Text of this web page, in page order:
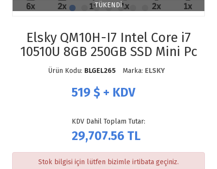
TÜKENDİ
Elsky QM10H-I7 Intel Core i7
10510U 8GB 250GB SSD Mini Pc
Ürün Kodu: BLGEL265 Marka: ELSKY
519 $ + KDV
KDV Dahil Toplam Tutar:
29,707.56 TL
Stok bilgisi için lütfen bizimle irtibata geçiniz.